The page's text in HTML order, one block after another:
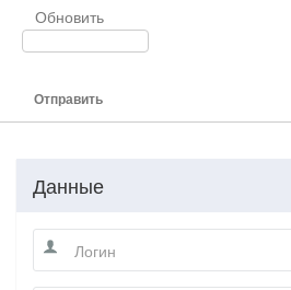
Обновить
Отправить
Данные